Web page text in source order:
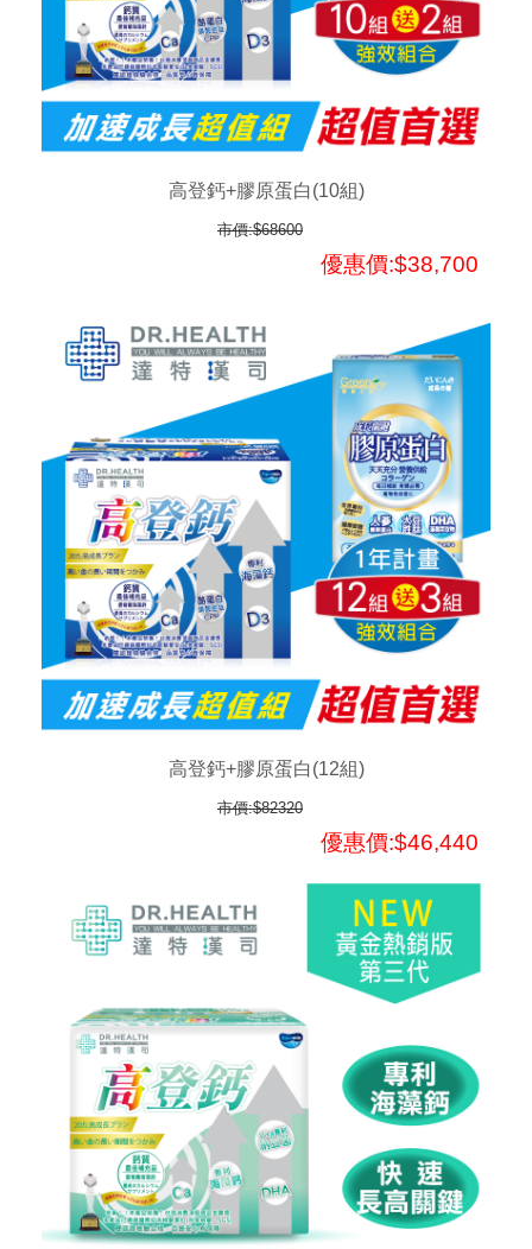
高登鈣+膠原蛋白(10組)
市價:$68600
優惠價:$38,700
高登鈣+膠原蛋白(12組)
市價:$82320
優惠價:$46,440